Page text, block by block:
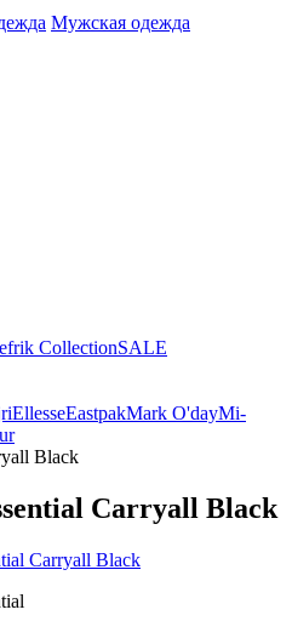
Мужская одежда
CollectionSALE
EllesseEastpakMark O'dayMi-
Black
Carryall Black